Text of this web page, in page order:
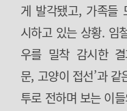
게 발각됐고, 가족들
시하고 있는 상황. 임
우를 밀착 감시한
문, 고양이 접선’과
투로 전하며 보는 이